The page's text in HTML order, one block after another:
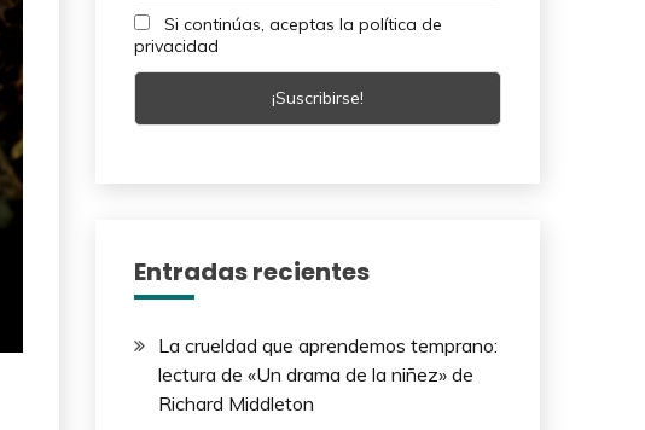
Si continúas, aceptas la política de
privacidad
Entradas recientes
La crueldad que aprendemos temprano:
lectura de «Un drama de la niñez» de
Richard Middleton